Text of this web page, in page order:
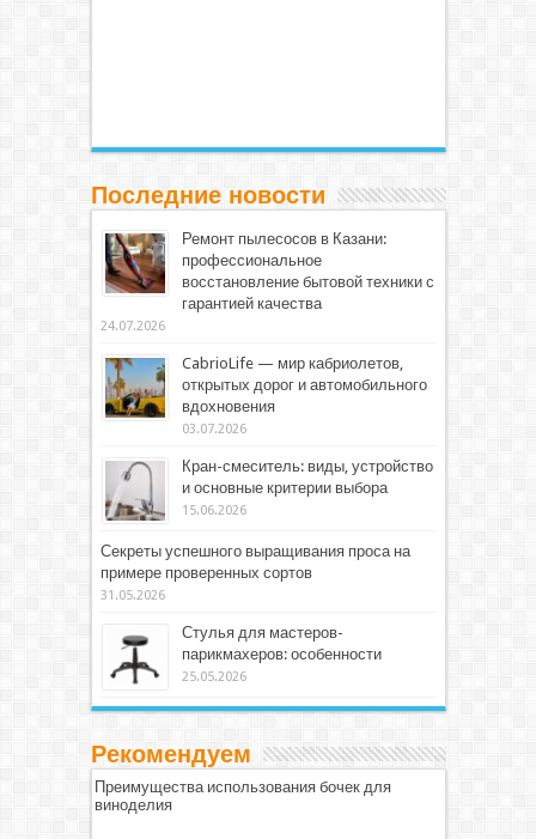
Последние новости
Ремонт пылесосов в Казани:
профессиональное
восстановление бытовой техники с
гарантией качества
24.07.2026
CabrioLife — мир кабриолетов,
открытых дорог и автомобильного
вдохновения
03.07.2026
Кран-смеситель: виды, устройство
и основные критерии выбора
15.06.2026
Секреты успешного выращивания проса на
примере проверенных сортов
31.05.2026
Стулья для мастеров-
парикмахеров: особенности
25.05.2026
Рекомендуем
Преимущества использования бочек для
виноделия